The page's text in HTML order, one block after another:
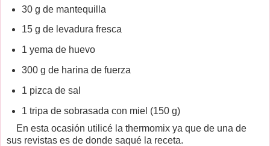
30 g de mantequilla
15 g de levadura fresca
1 yema de huevo
300 g de harina de fuerza
1 pizca de sal
1 tripa de sobrasada con miel (150 g)
En esta ocasión utilicé la thermomix ya que de una de
sus revistas es de donde saqué la receta.